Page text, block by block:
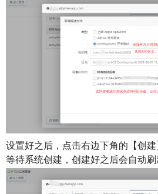
设置好之后，点击右边下角的【创建
等待系统创建，创建好之后会自动